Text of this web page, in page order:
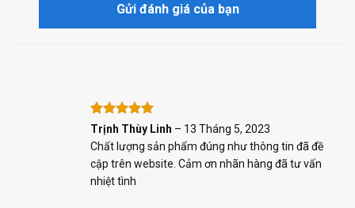
Gửi đánh giá của bạn
Rated5
out of 5
Trịnh Thùy Linh – 13 Tháng 5, 2023
Chất lượng sản phẩm đúng như thông tin đã đề
cập trên website. Cảm ơn nhãn hàng đã tư vấn
nhiệt tình